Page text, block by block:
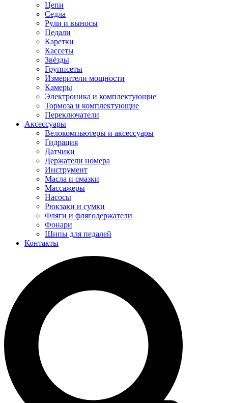
Цепи
Седла
Рули и выносы
Педали
Каретки
Кассеты
Звёзды
Группсеты
Измерители мощности
Камеры
Электроника и комплектующие
Тормоза и комплектующие
Переключатели
Аксессуары
Велокомпьютеры и аксессуары
Гидрация
Датчики
Держатели номера
Инструмент
Масла и смазки
Массажеры
Насосы
Рюкзаки и сумки
Фляги и флягодержатели
Фонари
Шипы для педалей
Контакты